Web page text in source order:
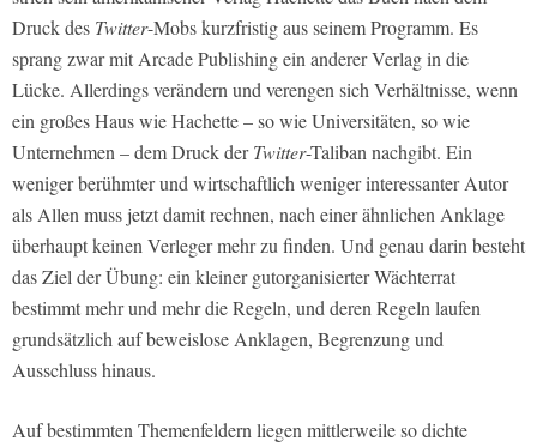
Druck des Twitter-Mobs kurzfristig aus seinem Programm. Es
sprang zwar mit Arcade Publishing ein anderer Verlag in die
Lücke. Allerdings verändern und verengen sich Verhältnisse, wenn
ein großes Haus wie Hachette – so wie Universitäten, so wie
Unternehmen – dem Druck derTwitter-Taliban nachgibt. Ein
weniger berühmter und wirtschaftlich weniger interessanter Autor
als Allen muss jetzt damit rechnen, nach einer ähnlichen Anklage
überhaupt keinen Verleger mehr zu finden. Und genau darin besteht
das Ziel der Übung: ein kleiner gutorganisierter Wächterrat
bestimmt mehr und mehr die Regeln, und deren Regeln laufen
grundsätzlich auf beweislose Anklagen, Begrenzung und
Ausschluss hinaus.
Auf bestimmten Themenfeldern liegen mittlerweile so dichte